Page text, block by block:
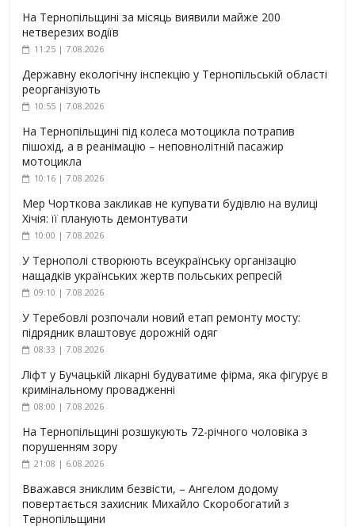
На Тернопільщині за місяць виявили майже 200
нетверезих водіїв
11:25 | 7.08.2026
Державну екологічну інспекцію у Тернопільській області
реорганізують
10:55 | 7.08.2026
На Тернопільщині під колеса мотоцикла потрапив
пішохід, а в реанімацію – неповнолітній пасажир
мотоцикла
10:16 | 7.08.2026
Мер Чорткова закликав не купувати будівлю на вулиці
Хічія: її планують демонтувати
10:00 | 7.08.2026
У Тернополі створюють всеукраїнську організацію
нащадків українських жертв польських репресій
09:10 | 7.08.2026
У Теребовлі розпочали новий етап ремонту мосту:
підрядник влаштовує дорожній одяг
08:33 | 7.08.2026
Ліфт у Бучацькій лікарні будуватиме фірма, яка фігурує в
кримінальному провадженні
08:00 | 7.08.2026
На Тернопільщині розшукують 72-річного чоловіка з
порушенням зору
21:08 | 6.08.2026
Вважався зниклим безвісти, – Ангелом додому
повертається захисник Михайло Скоробогатий з
Тернопільщини